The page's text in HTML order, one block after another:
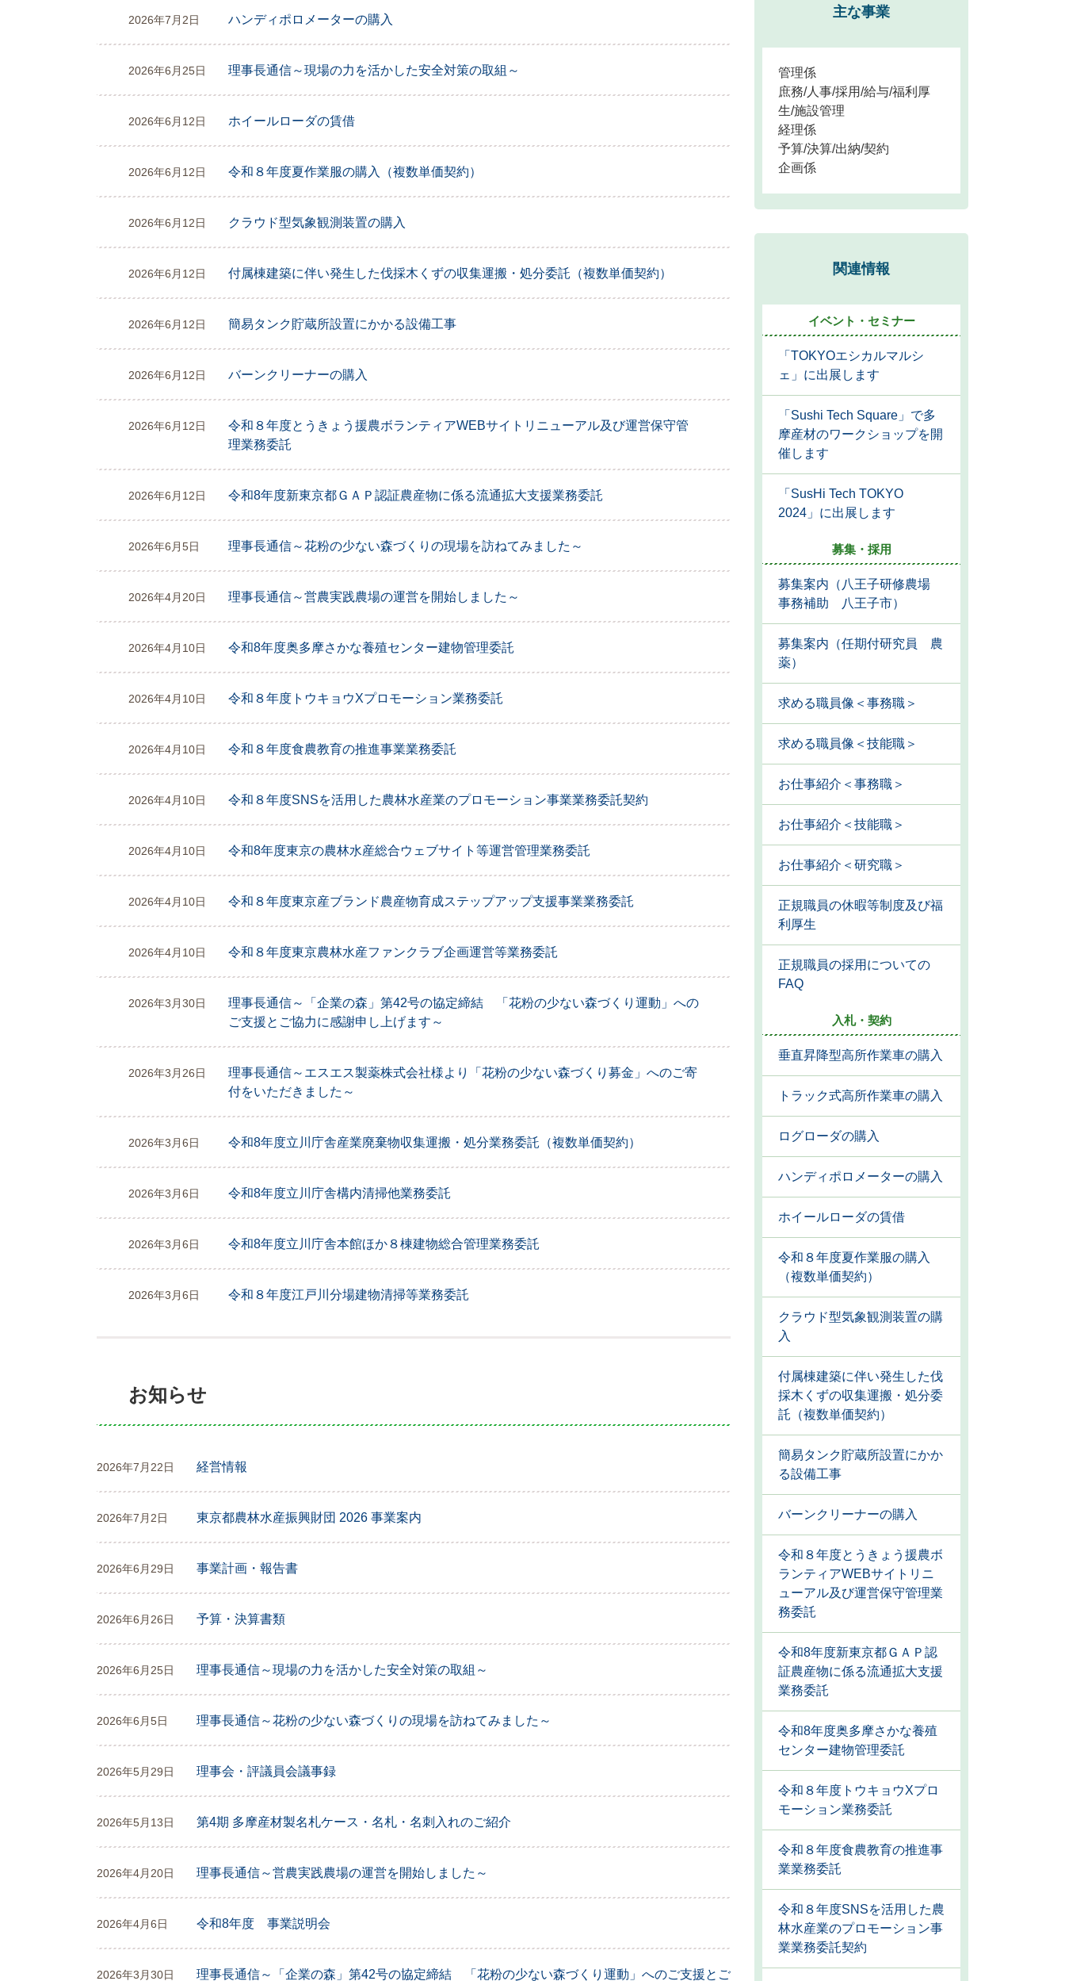
2026年7月2日 ハンディポロメーターの購入
2026年6月25日 理事長通信～現場の力を活かした安全対策の取組～
2026年6月12日 ホイールローダの賃借
2026年6月12日 令和８年度夏作業服の購入（複数単価契約）
2026年6月12日 クラウド型気象観測装置の購入
2026年6月12日 付属棟建築に伴い発生した伐採木くずの収集運搬・処分委託（複数単価契約）
2026年6月12日 簡易タンク貯蔵所設置にかかる設備工事
2026年6月12日 バーンクリーナーの購入
2026年6月12日
令和８年度とうきょう援農ボランティアWEBサイトリニューアル及び運営保守管
理業務委託
2026年6月12日 令和8年度新東京都ＧＡＰ認証農産物に係る流通拡大支援業務委託
2026年6月5日 理事長通信～花粉の少ない森づくりの現場を訪ねてみました～
2026年4月20日 理事長通信～営農実践農場の運営を開始しました～
2026年4月10日 令和8年度奥多摩さかな養殖センター建物管理委託
2026年4月10日 令和８年度トウキョウXプロモーション業務委託
2026年4月10日 令和８年度食農教育の推進事業業務委託
2026年4月10日 令和８年度SNSを活用した農林水産業のプロモーション事業業務委託契約
2026年4月10日 令和8年度東京の農林水産総合ウェブサイト等運営管理業務委託
2026年4月10日 令和８年度東京産ブランド農産物育成ステップアップ支援事業業務委託
2026年4月10日 令和８年度東京農林水産ファンクラブ企画運営等業務委託
2026年3月30日
理事長通信～「企業の森」第42号の協定締結 「花粉の少ない森づくり運動」への
ご支援とご協力に感謝申し上げます～
2026年3月26日
理事長通信～エスエス製薬株式会社様より「花粉の少ない森づくり募金」へのご寄
付をいただきました～
2026年3月6日 令和8年度立川庁舎産業廃棄物収集運搬・処分業務委託（複数単価契約）
2026年3月6日 令和8年度立川庁舎構内清掃他業務委託
2026年3月6日 令和8年度立川庁舎本館ほか８棟建物総合管理業務委託
2026年3月6日 令和８年度江戸川分場建物清掃等業務委託
お知らせ
2026年7月22日 経営情報
2026年7月2日 東京都農林水産振興財団 2026 事業案内
2026年6月29日 事業計画・報告書
2026年6月26日 予算・決算書類
2026年6月25日 理事長通信～現場の力を活かした安全対策の取組～
2026年6月5日 理事長通信～花粉の少ない森づくりの現場を訪ねてみました～
2026年5月29日 理事会・評議員会議事録
2026年5月13日 第4期 多摩産材製名札ケース・名札・名刺入れのご紹介
2026年4月20日 理事長通信～営農実践農場の運営を開始しました～
2026年4月6日 令和8年度 事業説明会
2026年3月30日 理事長通信～「企業の森」第42号の協定締結 「花粉の少ない森づくり運動」へのご支援とご
主な事業
管理係
庶務/人事/採用/給与/福利厚
生/施設管理
経理係
予算/決算/出納/契約
企画係
関連情報
イベント・セミナー
「TOKYOエシカルマルシ
ェ」に出展します
「Sushi Tech Square」で多
摩産材のワークショップを開
催します
「SusHi Tech TOKYO
2024」に出展します
募集・採用
募集案内（八王子研修農場
事務補助 八王子市）
募集案内（任期付研究員 農
薬）
求める職員像＜事務職＞
求める職員像＜技能職＞
お仕事紹介＜事務職＞
お仕事紹介＜技能職＞
お仕事紹介＜研究職＞
正規職員の休暇等制度及び福
利厚生
正規職員の採用についての
FAQ
入札・契約
垂直昇降型高所作業車の購入
トラック式高所作業車の購入
ログローダの購入
ハンディポロメーターの購入
ホイールローダの賃借
令和８年度夏作業服の購入
（複数単価契約）
クラウド型気象観測装置の購
入
付属棟建築に伴い発生した伐
採木くずの収集運搬・処分委
託（複数単価契約）
簡易タンク貯蔵所設置にかか
る設備工事
バーンクリーナーの購入
令和８年度とうきょう援農ボ
ランティアWEBサイトリニ
ューアル及び運営保守管理業
務委託
令和8年度新東京都ＧＡＰ認
証農産物に係る流通拡大支援
業務委託
令和8年度奥多摩さかな養殖
センター建物管理委託
令和８年度トウキョウXプロ
モーション業務委託
令和８年度食農教育の推進事
業業務委託
令和８年度SNSを活用した農
林水産業のプロモーション事
業業務委託契約